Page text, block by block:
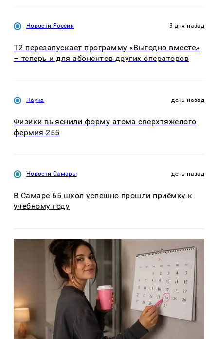
Новости России 3 дня назад
Т2 перезапускает программу «Выгодно вместе»
– теперь и для абонентов других операторов
Наука день назад
Физики выяснили форму атома сверхтяжелого
фермия-255
Новости Самары день назад
В Самаре 65 школ успешно прошли приёмку к
учебному году